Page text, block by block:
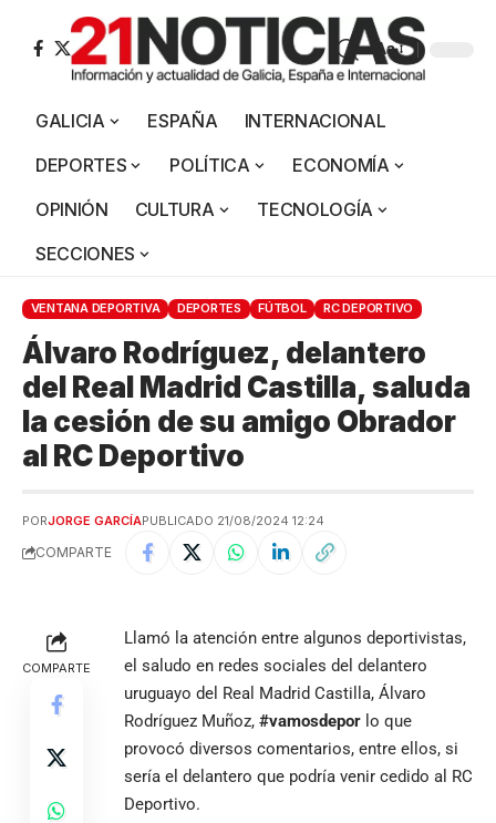
Aa
GALICIA ESPAÑA
INTERNACIONAL
DEPORTES
POLÍTICA
ECONOMÍA
OPINIÓN
CULTURA
TECNOLOGÍA
SECCIONES
VENTANA DEPORTIVA DEPORTES FÚTBOL RC DEPORTIVO
Álvaro Rodríguez, delantero
del Real Madrid Castilla, saluda
la cesión de su amigo Obrador
al RC Deportivo
PORJORGE GARCÍAPUBLICADO 21/08/2024 12:24
COMPARTE
COMPARTE
Llamó la atención entre algunos deportivistas,
el saludo en redes sociales del delantero
uruguayo del Real Madrid Castilla, Álvaro
Rodríguez Muñoz, #vamosdepor lo que
provocó diversos comentarios, entre ellos, si
sería el delantero que podría venir cedido al RC
Deportivo.